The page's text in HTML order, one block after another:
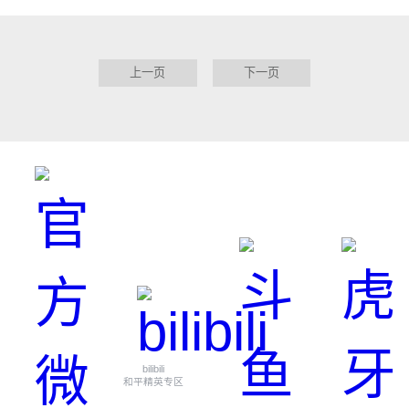
上一页 下一页
bilibili
和平精英专区